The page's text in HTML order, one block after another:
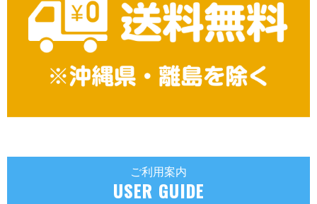
ご利用案内
USER GUIDE